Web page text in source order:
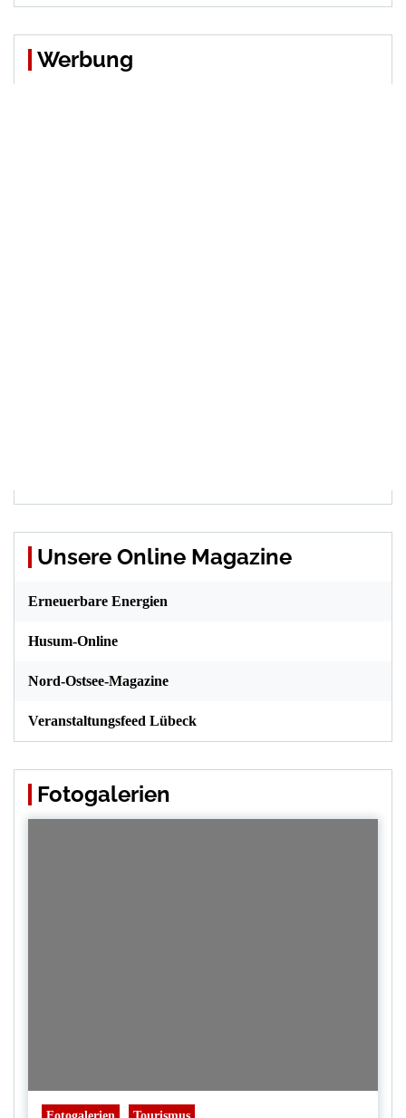
Werbung
Unsere Online Magazine
Erneuerbare Energien
Husum-Online
Nord-Ostsee-Magazine
Veranstaltungsfeed Lübeck
Fotogalerien
Fotogalerien Tourismus